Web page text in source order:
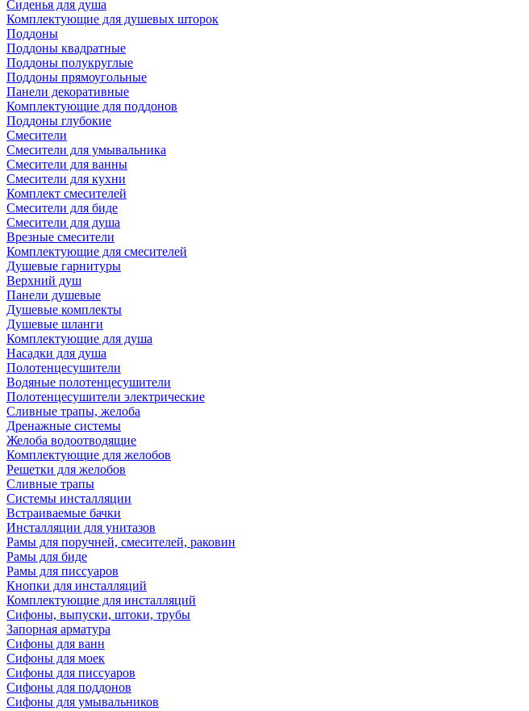
Сиденья для душа
Комплектующие для душевых шторок
Поддоны
Поддоны квадратные
Поддоны полукруглые
Поддоны прямоугольные
Панели декоративные
Комплектующие для поддонов
Поддоны глубокие
Смесители
Смесители для умывальника
Смесители для ванны
Смесители для кухни
Комплект смесителей
Смесители для биде
Смесители для душа
Врезные смесители
Комплектующие для смесителей
Душевые гарнитуры
Верхний душ
Панели душевые
Душевые комплекты
Душевые шланги
Комплектующие для душа
Насадки для душа
Полотенцесушители
Водяные полотенцесушители
Полотенцесушители электрические
Сливные трапы, желоба
Дренажные системы
Желоба водоотводящие
Комплектующие для желобов
Решетки для желобов
Сливные трапы
Системы инсталляции
Встраиваемые бачки
Инсталляции для унитазов
Рамы для поручней, смесителей, раковин
Рамы для биде
Рамы для писсуаров
Кнопки для инсталляций
Комплектующие для инсталляций
Сифоны, выпуски, штоки, трубы
Запорная арматура
Сифоны для ванн
Сифоны для моек
Сифоны для писсуаров
Сифоны для поддонов
Сифоны для умывальников